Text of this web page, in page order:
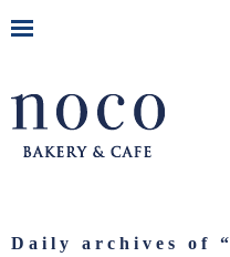
Daily archives of “